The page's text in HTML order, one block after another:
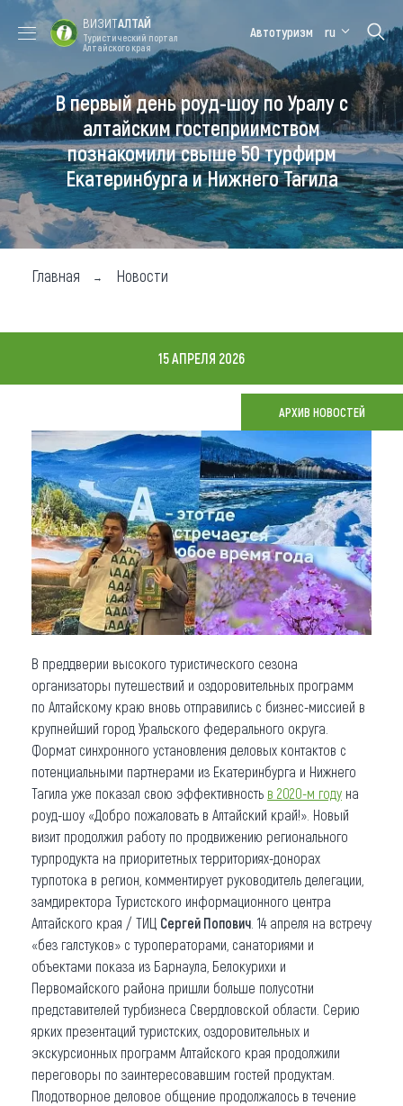
Форум VISIT
ALTAI
Цветение
маральника
Медицинский
форум
Алтайская
зимовка
Туры
Где побывать
Чем заняться
Где остановиться
Что привезти (сувениры)
О регионе
Коллекция впечатлений
Другие рубрики
ВИЗИТАЛТАЙ
Туристический портал
Алтайского края
Автотуризм ru
В первый день роуд-шоу по Уралу с
алтайским гостеприимством
познакомили свыше 50 турфирм
Екатеринбурга и Нижнего Тагила
Главная Новости
15 АПРЕЛЯ 2026
АРХИВ НОВОСТЕЙ
В преддверии высокого туристического сезона
организаторы путешествий и оздоровительных программ
по Алтайскому краю вновь отправились с бизнес-миссией в
крупнейший город Уральского федерального округа.
Формат синхронного установления деловых контактов с
потенциальными партнерами из Екатеринбурга и Нижнего
Тагила уже показал свою эффективность в 2020-м году на
роуд-шоу «Добро пожаловать в Алтайский край!». Новый
визит продолжил работу по продвижению регионального
турпродукта на приоритетных территориях-донорах
турпотока в регион, комментирует руководитель делегации,
замдиректора Туристского информационного центра
Алтайского края / ТИЦ Сергей Попович . 14 апреля на встречу
«без галстуков» с туроператорами, санаториями и
объектами показа из Барнаула, Белокурихи и
Первомайского района пришли больше полусотни
представителей турбизнеса Свердловской области. Серию
ярких презентаций туристских, оздоровительных и
экскурсионных программ Алтайского края продолжили
переговоры по заинтересовавшим гостей продуктам.
Плодотворное деловое общение продолжалось в течение